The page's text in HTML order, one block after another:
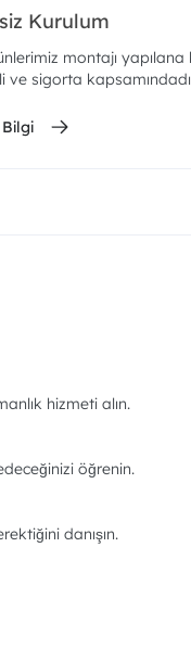
Kurulum
montajı
ve sigorta
Bilgi
hizmeti alın.
öğrenin.
danışın.